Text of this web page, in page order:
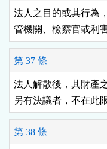
法人之目的或其行為
管機關、檢察官或利
第 37 條
法人解散後，其財產
另有決議者，不在此限
第 38 條